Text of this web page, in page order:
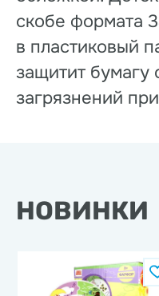
скобе формата
в пластиковый
защитит
загрязнений
НОВИНКИ